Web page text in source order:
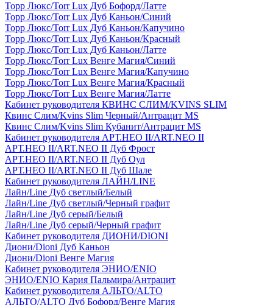
Торр Люкс/Torr Lux Дуб Бофорд/Латте
Торр Люкс/Torr Lux Дуб Каньон/Синий
Торр Люкс/Torr Lux Дуб Каньон/Капучино
Торр Люкс/Torr Lux Дуб Каньон/Красный
Торр Люкс/Torr Lux Дуб Каньон/Латте
Торр Люкс/Torr Lux Венге Магия/Синий
Торр Люкс/Torr Lux Венге Магия/Капучино
Торр Люкс/Torr Lux Венге Магия/Красный
Торр Люкс/Torr Lux Венге Магия/Латте
Кабинет руководителя КВИНС СЛИМ/KVINS SLIM
Квинс Слим/Kvins Slim Черный/Антрацит MS
Квинс Слим/Kvins Slim Кубанит/Антрацит MS
Кабинет руководителя АРТ.НЕО II/ART.NEO II
АРТ.НЕО II/ART.NEO II Дуб Фрост
АРТ.НЕО II/ART.NEO II Дуб Оул
АРТ.НЕО II/ART.NEO II Дуб Шале
Кабинет руководителя ЛАЙН/LINE
Лайн/Line Дуб светлый/Белый
Лайн/Line Дуб светлый/Черный графит
Лайн/Line Дуб серый/Белый
Лайн/Line Дуб серый/Черный графит
Кабинет руководителя ДИОНИ/DIONI
Диони/Dioni Дуб Каньон
Диони/Dioni Венге Магия
Кабинет руководителя ЭНИО/ENIO
ЭНИО/ENIO Кария Пальмира/Антрацит
Кабинет руководителя АЛЬТО/ALTO
АЛЬТО/ALTO Дуб Бофорд/Венге Магия